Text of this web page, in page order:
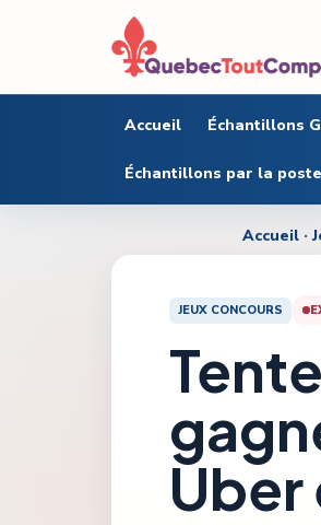
Accueil Échantillons
Échantillons par la poste
Accueil ·
JEUX CONCOURS
Uber